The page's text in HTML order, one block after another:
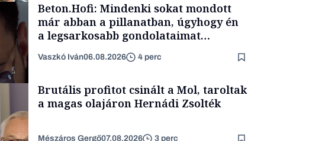
Beton.Hofi: Mindenki sokat mondott
már abban a pillanatban, úgyhogy én
a legsarkosabb gondolataimat
Vaszkó Iván06.08.2026 4 perc
Brutális profitot csinált a Mol, taroltak
a magas olajáron Hernádi Zsolték
Mészáros Gergő07.08.2026 3 perc